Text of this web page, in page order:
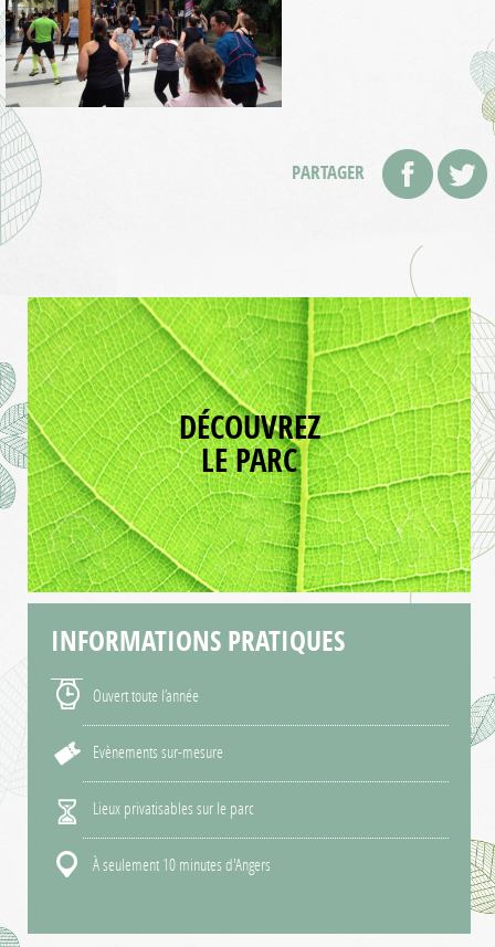
PARTAGER
DÉCOUVREZ
LE PARC
INFORMATIONS PRATIQUES
Ouvert toute l’année
Evènements sur-mesure
Lieux privatisables sur le parc
À seulement 10 minutes d'Angers